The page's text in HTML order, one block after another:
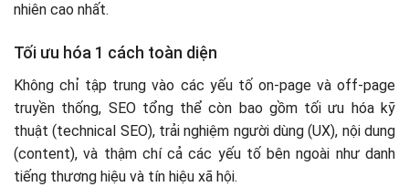
nhiên cao nhất.
Tối ưu hóa 1 cách toàn diện
Không chỉ tập trung vào các yếu tố on-page và off-page
truyền thống, SEO tổng thể còn bao gồm tối ưu hóa kỹ
thuật (technical SEO), trải nghiệm người dùng (UX), nội dung
(content), và thậm chí cả các yếu tố bên ngoài như danh
tiếng thương hiệu và tín hiệu xã hội.